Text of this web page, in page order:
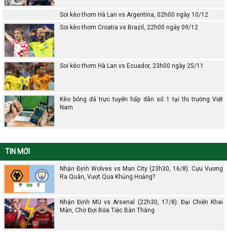
Soi kèo thơm Hà Lan vs Argentina, 02h00 ngày 10/12
Soi kèo thơm Croatia vs Brazil, 22h00 ngày 09/12
Soi kèo thơm Hà Lan vs Ecuador, 23h00 ngày 25/11
Kèo bóng đá trực tuyến hấp dẫn số 1 tại thị trường Việt
Nam
TIN MỚI
Nhận Định Wolves vs Man City (23h30, 16/8): Cựu Vương
Ra Quân, Vượt Qua Khủng Hoảng?
Nhận Định MU vs Arsenal (22h30, 17/8): Đại Chiến Khai
Màn, Chờ Đợi Bữa Tiệc Bàn Thắng